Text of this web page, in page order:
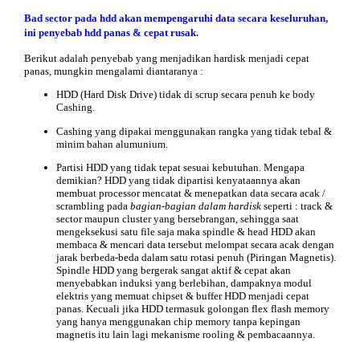
Bad sector pada hdd akan mempengaruhi data secara keseluruhan,
ini penyebab hdd panas & cepat rusak.
Berikut adalah penyebab yang menjadikan hardisk menjadi cepat
panas, mungkin mengalami diantaranya :
HDD (Hard Disk Drive) tidak di scrup secara penuh ke body
Cashing.
Cashing yang dipakai menggunakan rangka yang tidak tebal &
minim bahan alumunium.
Partisi HDD yang tidak tepat sesuai kebutuhan. Mengapa
demikian? HDD yang tidak dipartisi kenyataannya akan
membuat processor mencatat & menepatkan data secara acak /
scrambling pada bagian-bagian dalam hardisk seperti : track &
sector maupun cluster yang bersebrangan, sehingga saat
mengeksekusi satu file saja maka spindle & head HDD akan
membaca & mencari data tersebut melompat secara acak dengan
jarak berbeda-beda dalam satu rotasi penuh (Piringan Magnetis).
Spindle HDD yang bergerak sangat aktif & cepat akan
menyebabkan induksi yang berlebihan, dampaknya modul
elektris yang memuat chipset & buffer HDD menjadi cepat
panas. Kecuali jika HDD termasuk golongan flex flash memory
yang hanya menggunakan chip memory tanpa kepingan
magnetis itu lain lagi mekanisme rooling & pembacaannya.